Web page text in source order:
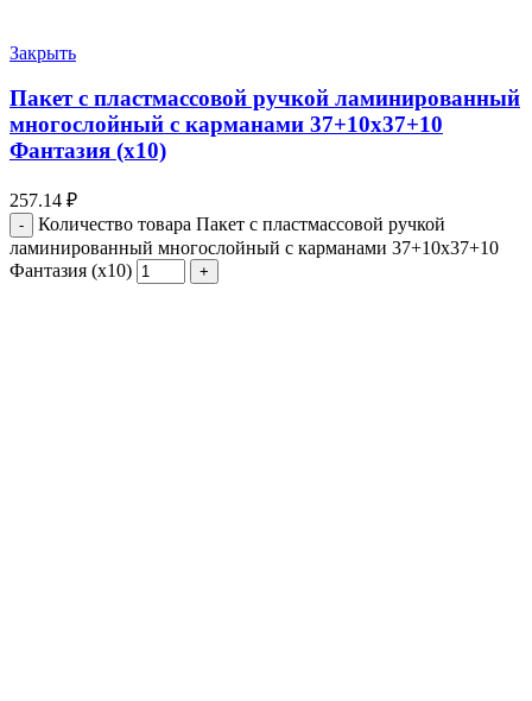
Закрыть
Пакет с пластмассовой ручкой ламинированный
многослойный с карманами 37+10х37+10
Фантазия (х10)
257.14 ₽
Количество товара Пакет с пластмассовой ручкой
ламинированный многослойный с карманами 37+10х37+10
Фантазия (х10)